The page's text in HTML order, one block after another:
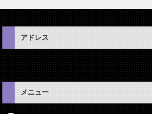
アドレス
メニュー